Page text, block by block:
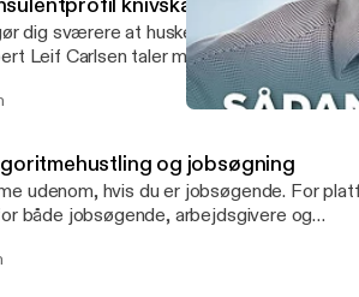
dig sværere at huske, sværere at
Leif Carlsen taler med Majbritt Lund om
superpower, prissætning og LinkedIn.
din værdi og gøre både din
og jobsøgning
udenom, hvis du er jobsøgende. For
både jobsøgende, arbejdsgivere og
"den hemmelige opskrift", der kan